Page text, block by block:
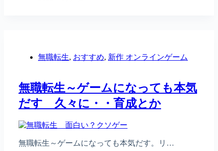
無職転生, おすすめ, 新作 オンラインゲーム
無職転生～ゲームになっても本気
だす 久々に・・育成とか
無職転生～ゲームになっても本気だす。リ…